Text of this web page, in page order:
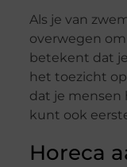
Als je van
overwegen
betekent dat
het toezicht
dat je mensen
kunt ook
Horeca